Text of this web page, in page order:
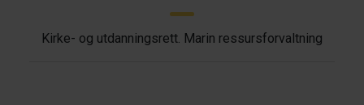
Kirke- og utdanningsrett. Marin ressursforvaltning